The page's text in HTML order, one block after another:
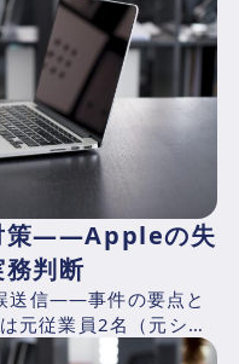
策——Appleの失
判断
送信——事件の要点と
元従業員2名（元シニ
Liuおよ...